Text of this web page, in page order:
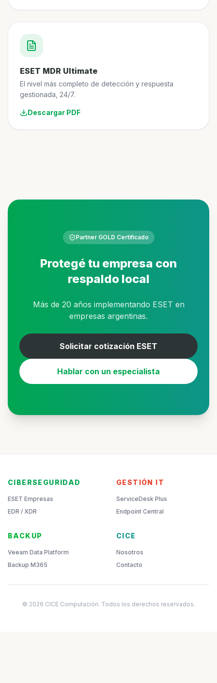
ESET MDR Ultimate
El nivel más completo de detección y respuesta
gestionada, 24/7.
Descargar PDF
Partner GOLD Certificado
Protegé tu empresa con
respaldo local
Más de 20 años implementando ESET en
empresas argentinas.
Solicitar cotización ESET
Hablar con un especialista
CIBERSEGURIDAD
ESET Empresas
EDR / XDR
GESTIÓN IT
ServiceDesk Plus
Endpoint Central
BACKUP
Veeam Data Platform
Backup M365
CICE
Nosotros
Contacto
© 2026 CICE Computación. Todos los derechos reservados.